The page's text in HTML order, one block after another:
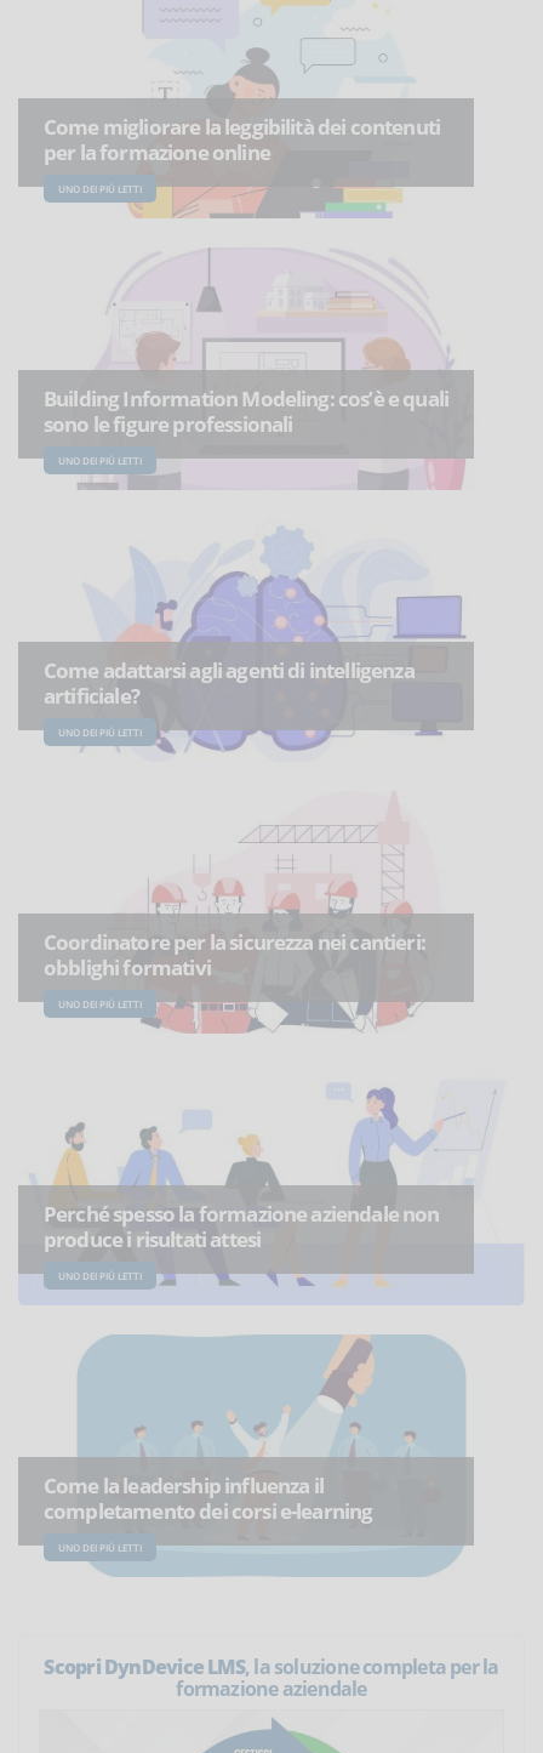
Come migliorare la leggibilità dei contenuti
per la formazione online
UNO DEI PIÙ LETTI
Building Information Modeling: cos’è e quali
sono le figure professionali
UNO DEI PIÙ LETTI
Come adattarsi agli agenti di intelligenza
artificiale?
UNO DEI PIÙ LETTI
Coordinatore per la sicurezza nei cantieri:
obblighi formativi
UNO DEI PIÙ LETTI
Perché spesso la formazione aziendale non
produce i risultati attesi
UNO DEI PIÙ LETTI
Come la leadership influenza il
completamento dei corsi e-learning
UNO DEI PIÙ LETTI
Scopri DynDevice LMS, la soluzione completa per la
formazione aziendale